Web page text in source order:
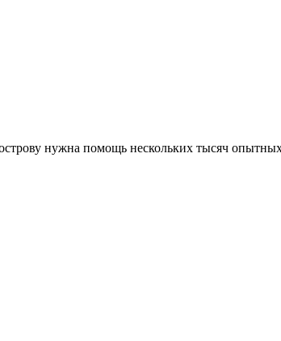
нужна помощь нескольких тысяч